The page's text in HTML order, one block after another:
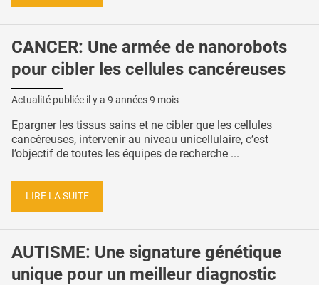
CANCER: Une armée de nanorobots
pour cibler les cellules cancéreuses
Actualité publiée il y a 9 années 9 mois
Epargner les tissus sains et ne cibler que les cellules
cancéreuses, intervenir au niveau unicellulaire, c’est
l’objectif de toutes les équipes de recherche ...
LIRE LA SUITE
AUTISME: Une signature génétique
unique pour un meilleur diagnostic